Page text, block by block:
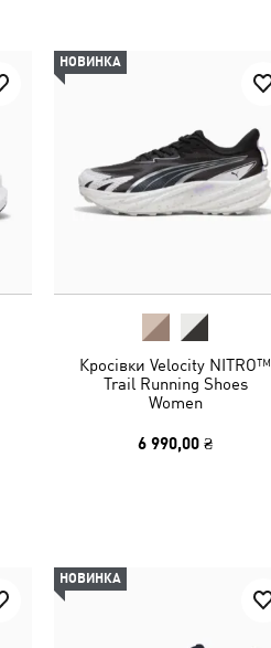
НОВИНКА
Кросівки Velocity NITRO™
Trail Running Shoes
Women
6 990,00 ₴
НОВИНКА